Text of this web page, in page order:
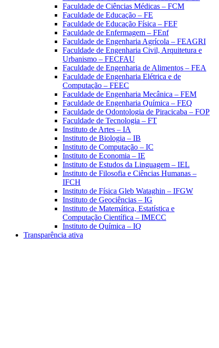
Faculdade de Ciências Médicas – FCM
Faculdade de Educação – FE
Faculdade de Educação Física – FEF
Faculdade de Enfermagem – FEnf
Faculdade de Engenharia Agrícola – FEAGRI
Faculdade de Engenharia Civil, Arquitetura e
Urbanismo – FECFAU
Faculdade de Engenharia de Alimentos – FEA
Faculdade de Engenharia Elétrica e de
Computação – FEEC
Faculdade de Engenharia Mecânica – FEM
Faculdade de Engenharia Química – FEQ
Faculdade de Odontologia de Piracicaba – FOP
Faculdade de Tecnologia – FT
Instituto de Artes – IA
Instituto de Biologia – IB
Instituto de Computação – IC
Instituto de Economia – IE
Instituto de Estudos da Linguagem – IEL
Instituto de Filosofia e Ciências Humanas –
IFCH
Instituto de Física Gleb Wataghin – IFGW
Instituto de Geociências – IG
Instituto de Matemática, Estatística e
Computação Científica – IMECC
Instituto de Química – IQ
Transparência ativa